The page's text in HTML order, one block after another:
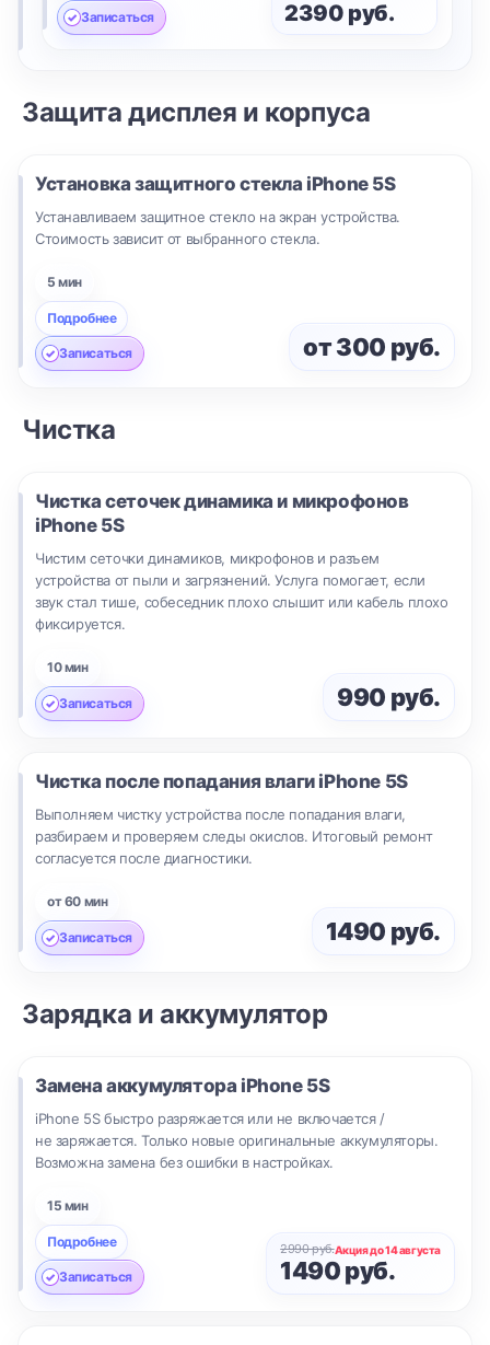
Записаться 2390 руб.
Защита дисплея и корпуса
Установка защитного стекла iPhone 5S
Устанавливаем защитное стекло на экран устройства.
Стоимость зависит от выбранного стекла.
5 мин
Подробнее
Записаться от 300 руб.
Чистка
Чистка сеточек динамика и микрофонов
iPhone 5S
Чистим сеточки динамиков, микрофонов и разъем
устройства от пыли и загрязнений. Услуга помогает, если
звук стал тише, собеседник плохо слышит или кабель плохо
фиксируется.
10 мин
Записаться 990 руб.
Чистка после попадания влаги iPhone 5S
Выполняем чистку устройства после попадания влаги,
разбираем и проверяем следы окислов. Итоговый ремонт
согласуется после диагностики.
от 60 мин
Записаться 1490 руб.
Зарядка и аккумулятор
Замена аккумулятора iPhone 5S
iPhone 5S быстро разряжается или не включается /
не заряжается. Только новые оригинальные аккумуляторы.
Возможна замена без ошибки в настройках.
15 мин
Подробнее
Записаться
2990 руб.Акция до 14 августа
1490 руб.